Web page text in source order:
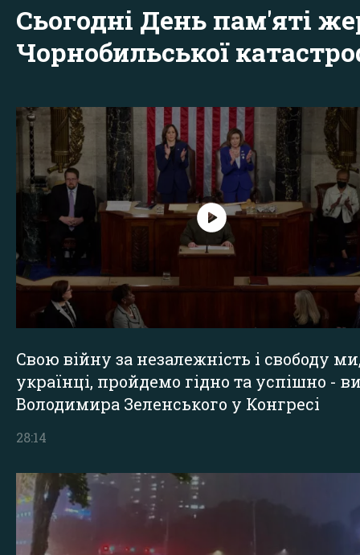
Сьогодні День пам'яті
Чорнобильської
Свою війну за незалежність і свободу
українці, пройдемо гідно та успішно -
Володимира Зеленського у Конгресі
28:14